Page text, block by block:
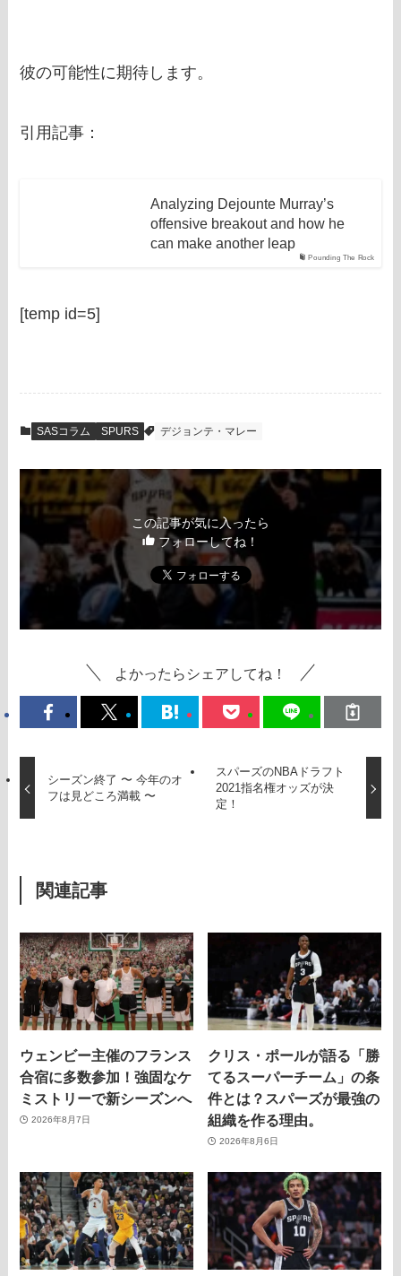
彼の可能性に期待します。
引用記事：
Pounding The Rock
Analyzing Dejounte Murray’s
offensive breakout and how he
can make another leap
[temp id=5]
SASコラム SPURS デジョンテ・マレー
この記事が気に入ったら
フォローしてね！
よかったらシェアしてね！
シーズン終了 〜 今年のオ
フは見どころ満載 〜
スパーズのNBAドラフト
2021指名権オッズが決
定！
関連記事
ウェンビー主催のフランス
合宿に多数参加！強固なケ
ミストリーで新シーズンへ
2026年8月7日
クリス・ポールが語る「勝
てるスーパーチーム」の条
件とは？スパーズが最強の
組織を作る理由。
2026年8月6日